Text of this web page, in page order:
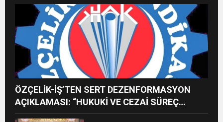
ALACAK
ÖZÇELİK-İŞ’TEN SERT DEZENFORMASYON
AÇIKLAMASI: “HUKUKİ VE CEZAİ SÜREÇ
BAŞLATILDI”